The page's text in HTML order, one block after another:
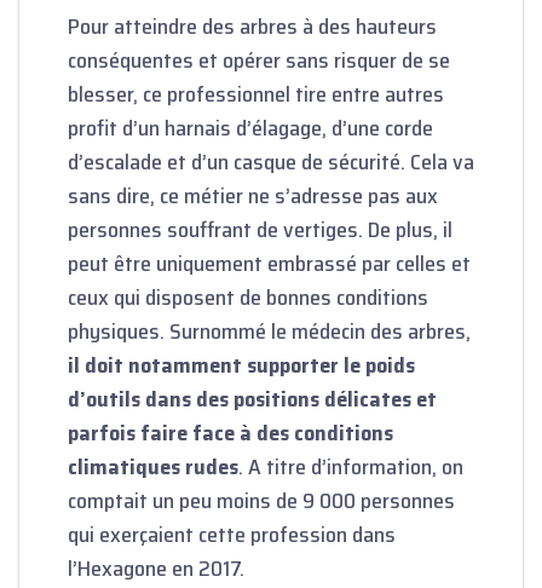
Pour atteindre des arbres à des hauteurs
conséquentes et opérer sans risquer de se
blesser, ce professionnel tire entre autres
profit d’un harnais d’élagage, d’une corde
d’escalade et d’un casque de sécurité. Cela va
sans dire, ce métier ne s’adresse pas aux
personnes souffrant de vertiges. De plus, il
peut être uniquement embrassé par celles et
ceux qui disposent de bonnes conditions
physiques. Surnommé le médecin des arbres,
il doit notamment supporter le poids
d’outils dans des positions délicates et
parfois faire face à des conditions
climatiques rudes. A titre d’information, on
comptait un peu moins de 9 000 personnes
qui exerçaient cette profession dans
l’Hexagone en 2017.